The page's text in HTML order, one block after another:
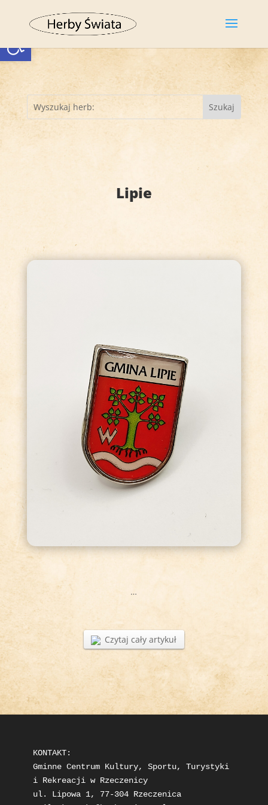
Otwórz pasek narzędzi
Lipie
…
Czytaj cały artykuł
KONTAKT:
Gminne Centrum Kultury, Sportu, Turystyki
i Rekreacji w Rzeczenicy
ul. Lipowa 1, 77-304 Rzeczenica